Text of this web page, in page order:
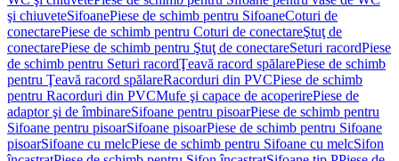
şi chiuveteSifoanePiese de schimb pentru SifoaneCoturi de
conectarePiese de schimb pentru Coturi de conectareŞtuţ de
conectarePiese de schimb pentru Ştuţ de conectareSeturi racordPiese
de schimb pentru Seturi racordŢeavă racord spălarePiese de schimb
pentru Ţeavă racord spălareRacorduri din PVCPiese de schimb
pentru Racorduri din PVCMufe şi capace de acoperirePiese de
adaptor şi de îmbinareSifoane pentru pisoarPiese de schimb pentru
Sifoane pentru pisoarSifoane pisoarPiese de schimb pentru Sifoane
pisoarSifoane cu melcPiese de schimb pentru Sifoane cu melcSifon